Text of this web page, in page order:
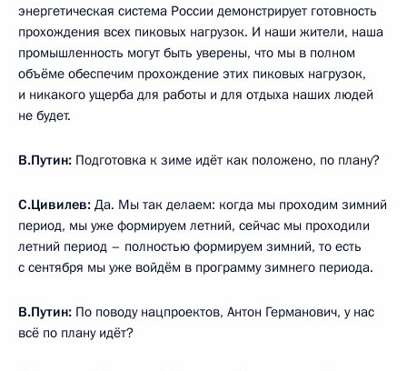
энергетическая система России демонстрирует готовность
прохождения всех пиковых нагрузок. И наши жители, наша
промышленность могут быть уверены, что мы в полном
объёме обеспечим прохождение этих пиковых нагрузок,
и никакого ущерба для работы и для отдыха наших людей
не будет.
В.Путин: Подготовка к зиме идёт как положено, по плану?
С.Цивилев: Да. Мы так делаем: когда мы проходим зимний
период, мы уже формируем летний, сейчас мы проходили
летний период – полностью формируем зимний, то есть
с сентября мы уже войдём в программу зимнего периода.
В.Путин: По поводу нацпроектов, Антон Германович, у нас
всё по плану идёт?